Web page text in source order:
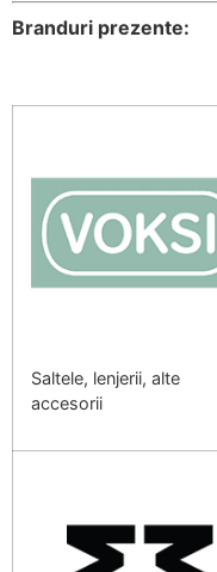
Branduri prezente:
Saltele, lenjerii, alte
accesorii